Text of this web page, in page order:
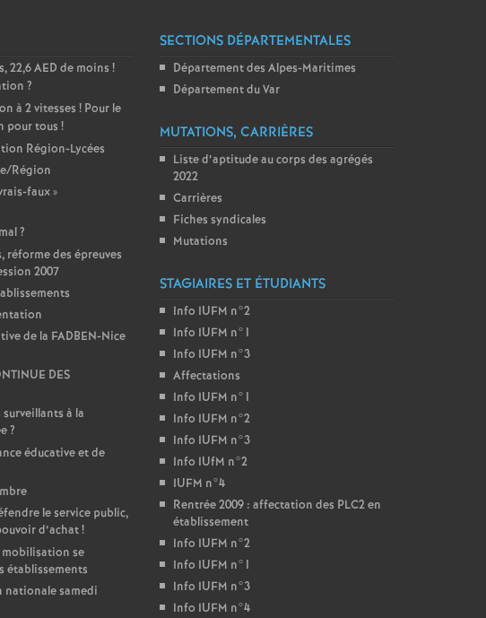
22,6 AED de moins !
?
à 2 vitesses ! Pour le
pour tous !
Région-Lycées
Région
faux»
?
réforme des épreuves
2007
de la FADBEN-Nice
DES
à la
?
éducative et de
le service public,
d’achat!
mobilisation se
établissements
nationale samedi
SECTIONS DÉPARTEMENTALES
Département des Alpes-Maritimes
Département du Var
MUTATIONS, CARRIÈRES
Liste d’aptitude au corps des agrégés
2022
Carrières
Fiches syndicales
Mutations
STAGIAIRES ET ÉTUDIANTS
Info IUFM n°2
Info IUFM n°1
Info IUFM n°3
Affectations
Info IUFM n°1
Info IUFM n°2
Info IUFM n°3
Info IUfM n°2
IUFM n°4
Rentrée 2009 : affectation des PLC2 en
établissement
Info IUFM n°2
Info IUFM n°1
Info IUFM n°3
Info IUFM n°4